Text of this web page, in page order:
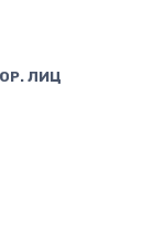
ЛИЦ